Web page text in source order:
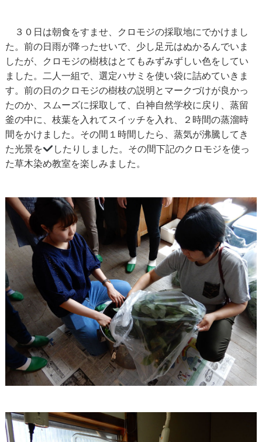
３０日は朝食をすませ、クロモジの採取地にでかけまし
た。前の日雨が降ったせいで、少し足元はぬかるんでいま
したが、クロモジの樹枝はとてもみずみずしい色をしてい
ました。二人一組で、選定ハサミを使い袋に詰めていきま
す。前の日のクロモジの樹枝の説明とマークづけが良かっ
たのか、スムーズに採取して、白神自然学校に戻り、蒸留
釜の中に、枝葉を入れてスイッチを入れ、２時間の蒸溜時
間をかけました。その間１時間したら、蒸気が沸騰してき
た光景を
したりしました。その間下記のクロモジを使っ
た草木染め教室を楽しみました。